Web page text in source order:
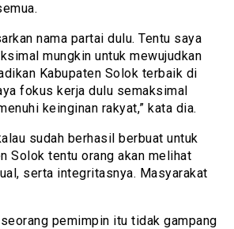
nama partai dulu. Tentu saya
mungkin untuk mewujudkan
Kabupaten Solok terbaik di
fokus kerja dulu semaksimal
keinginan rakyat,” kata dia.
sudah berhasil berbuat untuk
Solok tentu orang akan melihat
serta integritasnya. Masyarakat
pemimpin itu tidak gampang